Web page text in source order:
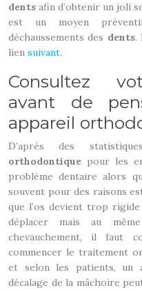
dents afin d’obtenir un joli
est un moyen
déchaussements des dents.
lien suivant.
Consultez
avant de
appareil
D’après des
orthodontique pour les
problème dentaire alors
souvent pour des raisons
que l’os devient trop
déplacer mais au
chevauchement, il faut
commencer le traitement
et selon les patients, un
décalage de la mâchoire